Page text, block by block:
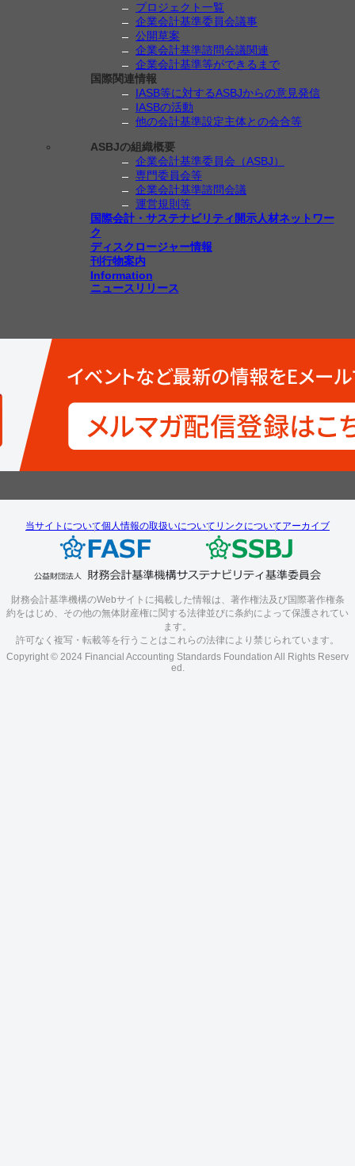
プロジェクト一覧
企業会計基準委員会議事
公開草案
企業会計基準諮問会議関連
企業会計基準等ができるまで
国際関連情報
IASB等に対するASBJからの意見発信
IASBの活動
他の会計基準設定主体との会合等
ASBJの組織概要
企業会計基準委員会（ASBJ）
専門委員会等
企業会計基準諮問会議
運営規則等
国際会計・サステナビリティ開示人材ネットワー
ク
ディスクロージャー情報
刊行物案内
Information
ニュースリリース
当サイトについて個人情報の取扱いについて リンクについてアーカイブ
財務会計基準機構のWebサイトに掲載した情報は、著作権法及び国際著作権条
約をはじめ、その他の無体財産権に関する法律並びに条約によって保護されてい
ます。
許可なく複写・転載等を行うことはこれらの法律により禁じられています。
Copyright © 2024 Financial Accounting Standards Foundation All Rights Reserv
ed.